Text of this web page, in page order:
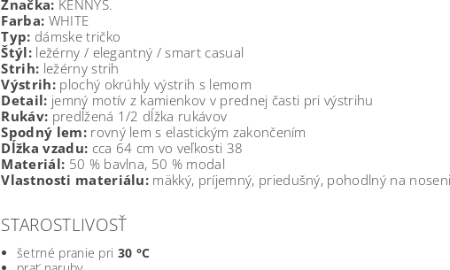
Značka: KENNYS.
Farba: WHITE
Typ: dámske tričko
Štýl: ležérny / elegantný / smart casual
Strih: ležérny strih
Výstrih:plochý okrúhly výstrih s lemom
Detail: jemný motív z kamienkov v prednej časti pri výstrihu
Rukáv: predĺžená 1/2 dĺžka rukávov
Spodný lem:rovný lem s elastickým zakončením
Dĺžka vzadu: cca 64 cm vo veľkosti 38
Materiál: 50 % bavlna, 50 % modal
Vlastnosti materiálu: mäkký, príjemný, priedušný, pohodlný na
STAROSTLIVOSŤ
šetrné pranie pri 30 °C